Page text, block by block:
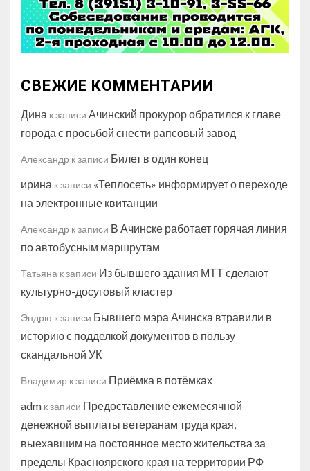
СВЕЖИЕ КОММЕНТАРИИ
Дина к записи Ачинский прокурор обратился к главе
города с просьбой снести рапсовый завод
Александр к записи Билет в один конец
ирина к записи «Теплосеть» информирует о переходе
на электронные квитанции
Александр к записи В Ачинске работает горячая линия
по автобусным маршрутам
Татьяна к записи Из бывшего здания МТТ сделают
культурно-досуговый кластер
Эндрю к записи Бывшего мэра Ачинска втравили в
историю с подделкой документов в пользу
скандальной УК
Владимир к записи Приёмка в потёмках
adm к записи Предоставление ежемесячной
денежной выплаты ветеранам труда края,
выехавшим на постоянное место жительства за
пределы Красноярского края на территории РФ